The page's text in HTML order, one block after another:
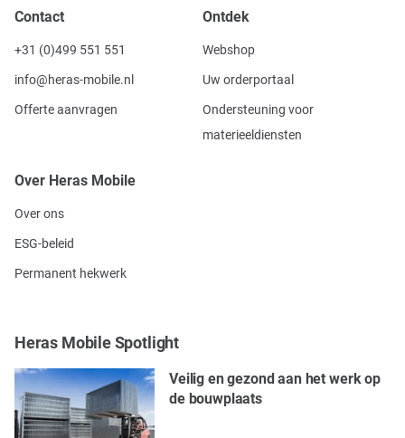
Contact
+31 (0)499 551 551
info@heras-mobile.nl
Offerte aanvragen
Ontdek
Webshop
Uw orderportaal
Ondersteuning voor
materieeldiensten
Over Heras Mobile
Over ons
ESG-beleid
Permanent hekwerk
Heras Mobile Spotlight
Veilig en gezond aan het werk op
de bouwplaats